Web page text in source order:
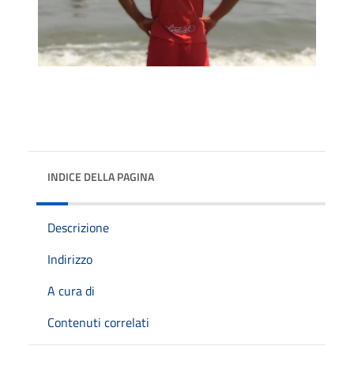
INDICE DELLA PAGINA
Descrizione
Indirizzo
A cura di
Contenuti correlati